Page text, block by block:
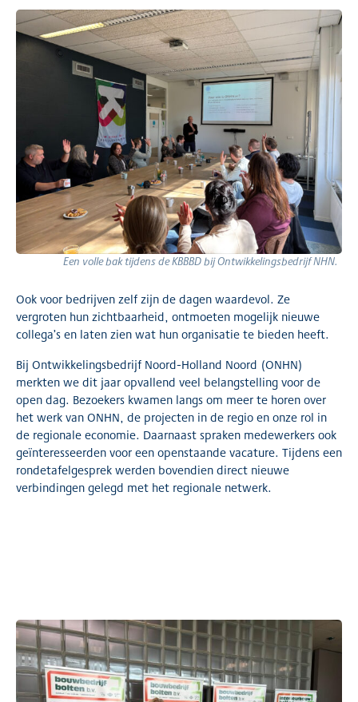
Ook voor bedrijven zelf zijn de dagen waardevol. Ze
vergroten hun zichtbaarheid, ontmoeten mogelijk nieuwe
collega’s en laten zien wat hun organisatie te bieden heeft.
Bij Ontwikkelingsbedrijf Noord-Holland Noord (ONHN)
merkten we dit jaar opvallend veel belangstelling voor de
open dag. Bezoekers kwamen langs om meer te horen over
het werk van ONHN, de projecten in de regio en onze rol in
de regionale economie. Daarnaast spraken medewerkers ook
geïnteresseerden voor een openstaande vacature. Tijdens een
rondetafelgesprek werden bovendien direct nieuwe
verbindingen gelegd met het regionale netwerk.
Een volle bak tijdens de KBBBD bij Ontwikkelingsbedrijf NHN.